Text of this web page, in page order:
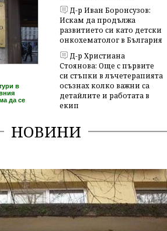
в
да се
Д-р Иван Боронсузов:
Искам да продължа
развитието си като детски
онкохематолог в България
Д-р Христиана
Стоянова: Още с първите
си стъпки в лъчетерапията
осъзнах колко важни са
детайлите и работата в
екип
НОВИНИ